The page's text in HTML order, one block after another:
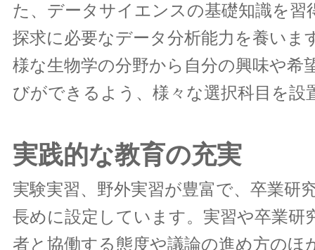
た、データサイエンスの基礎知識を習
探求に必要なデータ分析能力を養いま
様な生物学の分野から自分の興味や希
びができるよう、様々な選択科目を設
実践的な教育の充実
実験実習、野外実習が豊富で、卒業研
長めに設定しています。実習や卒業研
者と協働する態度や議論の進め方のほ